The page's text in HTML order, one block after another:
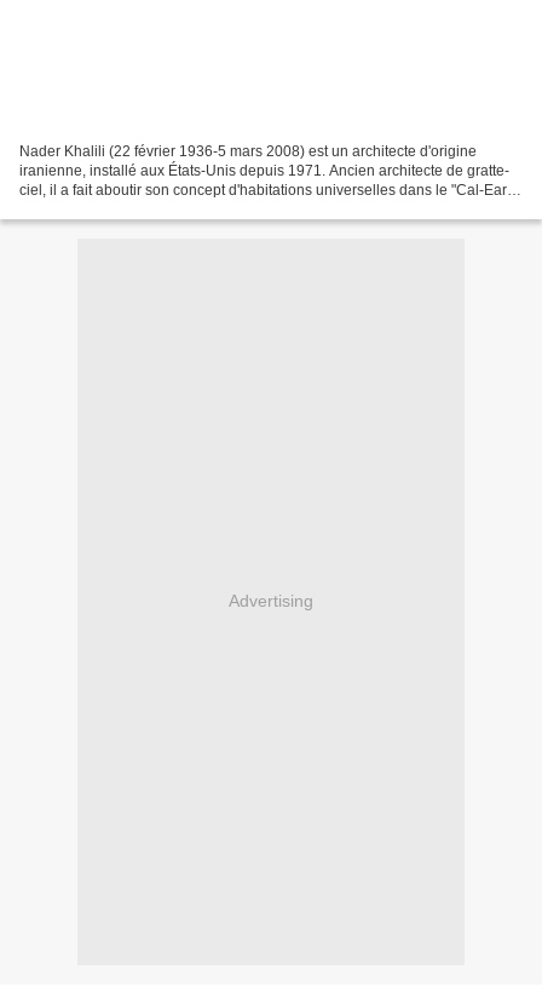
Nader Khalili (22 février 1936-5 mars 2008) est un architecte d'origine
iranienne, installé aux États-Unis depuis 1971. Ancien architecte de gratte-
ciel, il a fait aboutir son concept d'habitations universelles dans le "Cal-Earth
Advertising